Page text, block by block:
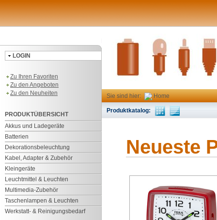
LOGIN
Zu Ihren Favoriten
Zu den Angeboten
Zu den Neuheiten
PRODUKTÜBERSICHT
Akkus und Ladegeräte
Batterien
Dekorationsbeleuchtung
Kabel, Adapter & Zubehör
Kleingeräte
Leuchtmittel & Leuchten
Multimedia-Zubehör
Taschenlampen & Leuchten
Werkstatt- & Reinigungsbedarf
Sie sind hier: Home
Produktkatalog:
Neueste